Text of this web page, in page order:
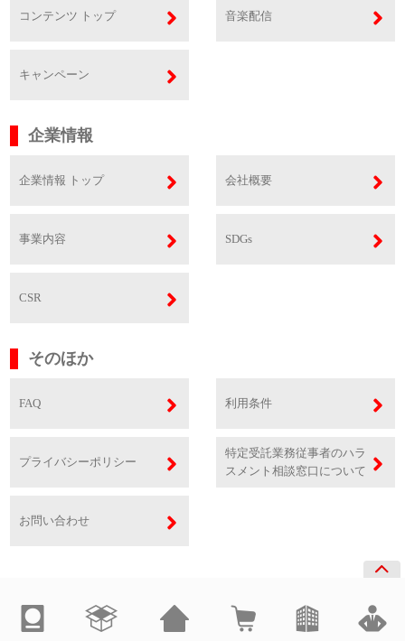
コンテンツ トップ 音楽配信
キャンペーン
企業情報
企業情報 トップ 会社概要
事業内容 SDGs
CSR
そのほか
FAQ 利用条件
プライバシーポリシー
特定受託業務従事者のハラ
スメント相談窓口について
お問い合わせ